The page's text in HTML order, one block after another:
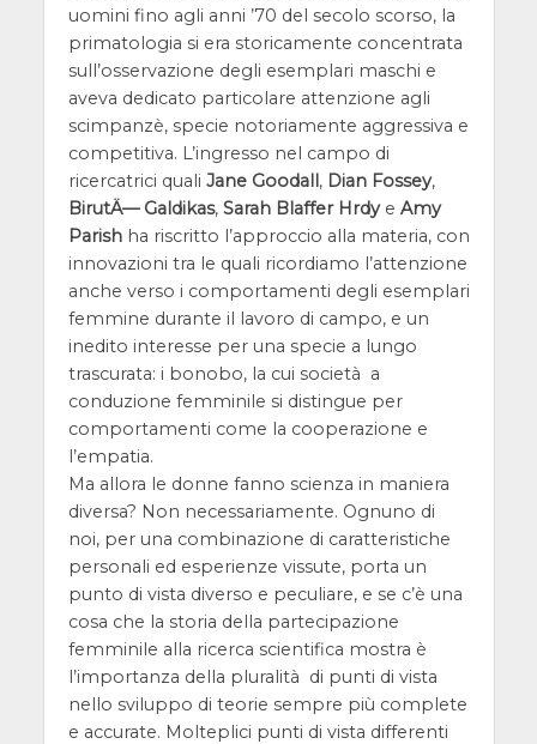
uomini fino agli anni ’70 del secolo scorso, la
primatologia si era storicamente concentrata
sull’osservazione degli esemplari maschi e
aveva dedicato particolare attenzione agli
scimpanzè, specie notoriamente aggressiva e
competitiva. L’ingresso nel campo di
ricercatrici quali Jane Goodall, Dian Fossey,
BirutÄ— Galdikas, Sarah Blaffer Hrdye Amy
Parishha riscritto l’approccio alla materia, con
innovazioni tra le quali ricordiamo l’attenzione
anche verso i comportamenti degli esemplari
femmine durante il lavoro di campo, e un
inedito interesse per una specie a lungo
trascurata: i bonobo, la cui società a
conduzione femminile si distingue per
comportamenti come la cooperazione e
l’empatia.
Ma allora le donne fanno scienza in maniera
diversa? Non necessariamente. Ognuno di
noi, per una combinazione di caratteristiche
personali ed esperienze vissute, porta un
punto di vista diverso e peculiare, e se c’è una
cosa che la storia della partecipazione
femminile alla ricerca scientifica mostra è
l’importanza della pluralità di punti di vista
nello sviluppo di teorie sempre più complete
e accurate. Molteplici punti di vista differenti